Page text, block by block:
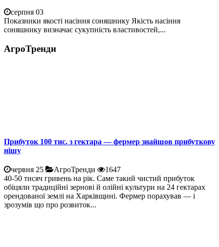
серпня 03
Показники якості насіння соняшнику Якість насіння
соняшнику визначає сукупність властивостей,...
АгроТренди
Прибуток 100 тис. з гектара — фермер знайшов прибуткову
нішу
червня 25 АгроТренди
1647
40-50 тисяч гривень на рік. Саме такий чистий прибуток
обіцяли традиційні зернові й олійні культури на 24 гектарах
орендованої землі на Харківщині. Фермер порахував — і
зрозумів що про розвиток...